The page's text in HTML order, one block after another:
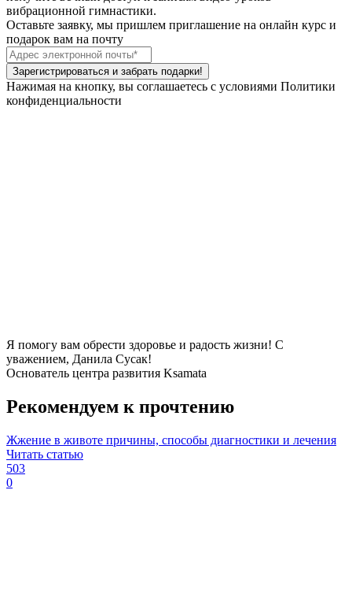
вибрационной гимнастики.
Оставьте заявку, мы пришлем приглашение на онлайн курс и
подарок вам на почту
Зарегистрироваться и забрать подарки!
Нажимая на кнопку, вы соглашаетесь с условиями Политики
конфиденциальности
Я помогу вам обрести здоровье и радость жизни! С
уважением, Данила Сусак!
Основатель центра развития Ksamata
Рекомендуем к прочтению
Жжение в животе причины, способы диагностики и лечения
Читать статью
503
0